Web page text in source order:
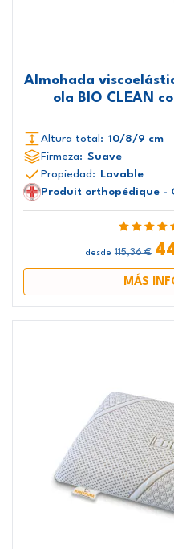
Almohada
ola BIO CLEAN
Altura total: 10/8/9 cm
Firmeza: Suave
Propiedad:
Lavable
Produit orthopédique -
desde 115,36 €
MÁS